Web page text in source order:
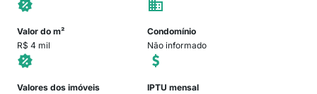
Valor do m²
R$ 4 mil
Condomínio
Não informado
Valores dos imóveis
IPTU mensal